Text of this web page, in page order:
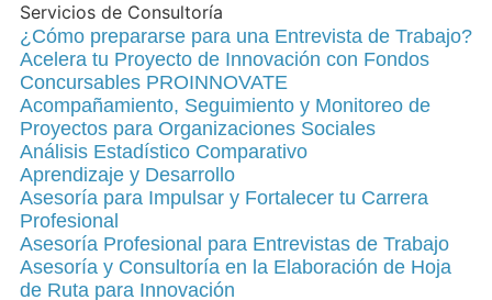
Servicios de Consultoría
¿Cómo prepararse para una Entrevista de Trabajo?
Acelera tu Proyecto de Innovación con Fondos
Concursables PROINNOVATE
Acompañamiento, Seguimiento y Monitoreo de
Proyectos para Organizaciones Sociales
Análisis Estadístico Comparativo
Aprendizaje y Desarrollo
Asesoría para Impulsar y Fortalecer tu Carrera
Profesional
Asesoría Profesional para Entrevistas de Trabajo
Asesoría y Consultoría en la Elaboración de Hoja
de Ruta para Innovación